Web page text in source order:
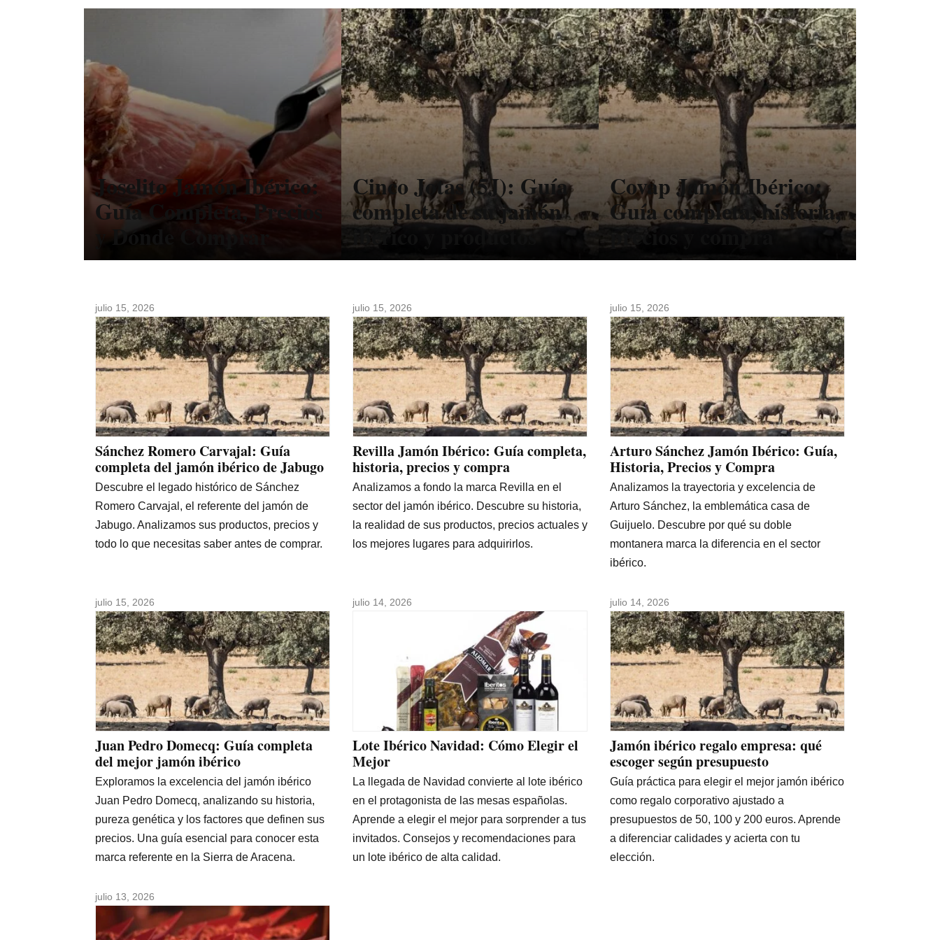
Joselito Jamón Ibérico:
Guía Completa, Precios
y Dónde Comprar
Cinco Jotas (5J): Guía
completa de su jamón
ibérico y productos
Covap Jamón Ibérico:
Guía completa, historia,
precios y compra
julio 15, 2026
Sánchez Romero Carvajal: Guía
completa del jamón ibérico de Jabugo
Descubre el legado histórico de Sánchez
Romero Carvajal, el referente del jamón de
Jabugo. Analizamos sus productos, precios y
todo lo que necesitas saber antes de comprar.
julio 15, 2026
Revilla Jamón Ibérico: Guía completa,
historia, precios y compra
Analizamos a fondo la marca Revilla en el
sector del jamón ibérico. Descubre su historia,
la realidad de sus productos, precios actuales y
los mejores lugares para adquirirlos.
julio 15, 2026
Arturo Sánchez Jamón Ibérico: Guía,
Historia, Precios y Compra
Analizamos la trayectoria y excelencia de
Arturo Sánchez, la emblemática casa de
Guijuelo. Descubre por qué su doble
montanera marca la diferencia en el sector
ibérico.
julio 15, 2026
Juan Pedro Domecq: Guía completa
del mejor jamón ibérico
Exploramos la excelencia del jamón ibérico
Juan Pedro Domecq, analizando su historia,
pureza genética y los factores que definen sus
precios. Una guía esencial para conocer esta
marca referente en la Sierra de Aracena.
julio 14, 2026
Lote Ibérico Navidad: Cómo Elegir el
Mejor
La llegada de Navidad convierte al lote ibérico
en el protagonista de las mesas españolas.
Aprende a elegir el mejor para sorprender a tus
invitados. Consejos y recomendaciones para
un lote ibérico de alta calidad.
julio 14, 2026
Jamón ibérico regalo empresa: qué
escoger según presupuesto
Guía práctica para elegir el mejor jamón ibérico
como regalo corporativo ajustado a
presupuestos de 50, 100 y 200 euros. Aprende
a diferenciar calidades y acierta con tu
elección.
julio 13, 2026